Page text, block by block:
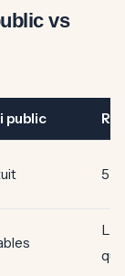
vs
public
5-